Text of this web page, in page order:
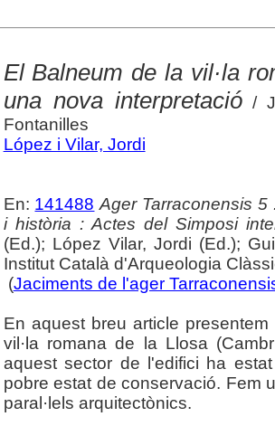
El Balneum de la vil·la
una nova interpretació/
Fontanilles
López i Vilar, Jordi
En: 141488 Ager Tarraconensis
i història : Actes del Simposi
(Ed.); López Vilar, Jordi (Ed.);
Institut Català d'Arqueologia
(Jaciments de l'ager
En aquest breu article
vil·la romana de la Llosa
aquest sector de l'edifici ha
pobre estat de conservació. Fem
paral·lels arquitectònics.